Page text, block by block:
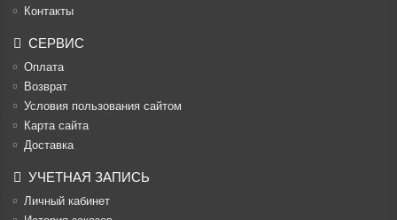
Контакты
СЕРВИС
Оплата
Возврат
Условия пользования сайтом
Карта сайта
Доставка
УЧЕТНАЯ ЗАПИСЬ
Личный кабинет